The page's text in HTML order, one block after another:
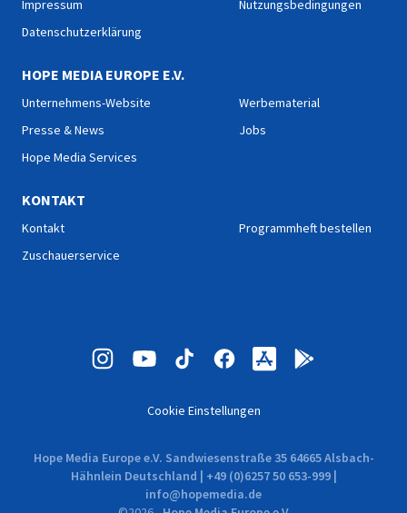
Impressum
Datenschutzerklärung
Nutzungsbedingungen
HOPE MEDIA EUROPE E.V.
Unternehmens-Website
Presse & News
Hope Media Services
Werbematerial
Jobs
KONTAKT
Kontakt
Zuschauerservice
Programmheft bestellen
Cookie Einstellungen
Hope Media Europe e.V. Sandwiesenstraße 35 64665 Alsbach-
Hähnlein Deutschland | +49 (0)6257 50 653-999 |
info@hopemedia.de